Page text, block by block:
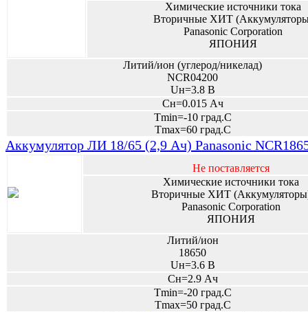
Химические источники тока
Вторичные ХИТ
Panasonic Corporation
ЯПОНИЯ
Литий/ион (углерод/никелад)
NCR04200
Uн=3.8 В
Сн=0.015 Ач
Tmin=-10 град.С
Tmax=60 град.С
Аккумулятор ЛИ 18/65 (2,9 Ач) Panasonic
Не поставляется
Химические источники тока
Вторичные ХИТ
Panasonic Corporation
ЯПОНИЯ
Литий/ион
18650
Uн=3.6 В
Сн=2.9 Ач
Tmin=-20 град.С
Tmax=50 град.С